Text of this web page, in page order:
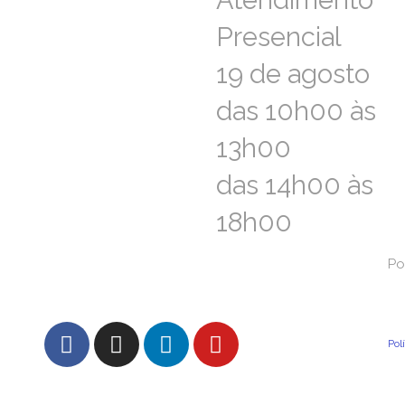
Presencial
19 de agosto
das 10h00 às
13h00
das 14h00 às
18h00
Presencial
19 de agosto
das 10h00 às
13h00
das 14h00 às
18h00